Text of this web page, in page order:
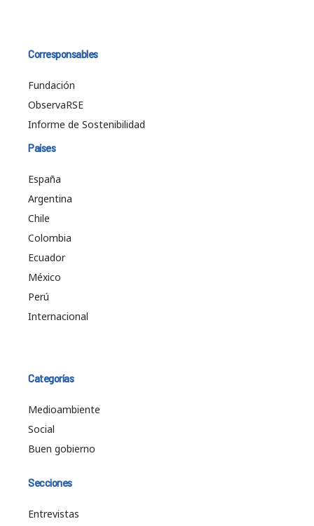
Corresponsables
Fundación
ObservaRSE
Informe de Sostenibilidad
Países
España
Argentina
Chile
Colombia
Ecuador
México
Perú
Internacional
Categorías
Medioambiente
Social
Buen gobierno
Secciones
Entrevistas